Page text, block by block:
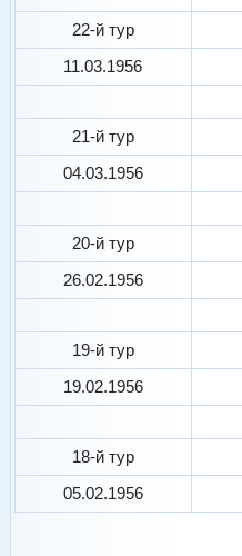
22-й тур
11.03.1956
21-й тур
04.03.1956
20-й тур
26.02.1956
19-й тур
19.02.1956
18-й тур
05.02.1956